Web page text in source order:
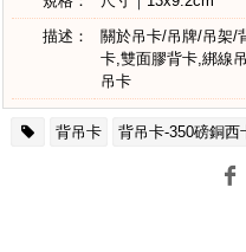
描述：
關於吊卡/吊牌/吊架
卡,雙面膠背卡,綁線
吊卡
背吊卡 背吊卡-350磅銅西